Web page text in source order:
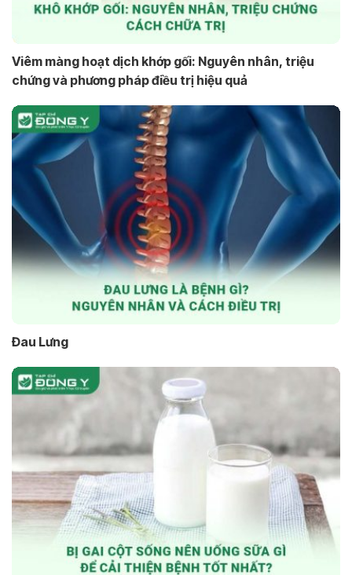
Viêm màng hoạt dịch khớp gối: Nguyên nhân, triệu
chứng và phương pháp điều trị hiệu quả
Đau Lưng